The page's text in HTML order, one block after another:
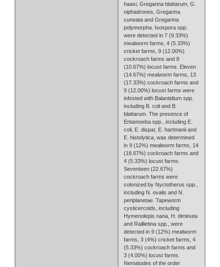
haasi, Gregarina blattarum, G.
niphadrones, Gregarina
cuneata and Gregarina
polymorpha. Isospora spp.
were detected in 7 (9.33%)
mealworm farms, 4 (5.33%)
cricket farms, 9 (12.00%)
cockroach farms and 8
(10.67%) locust farms. Eleven
(14.67%) mealworm farms, 13
(17.33%) cockroach farms and
9 (12.00%) locust farms were
infested with Balantidium spp.
including B. coli and B.
blattarum. The presence of
Entamoeba spp., including E.
coli, E. dispar, E. hartmanii and
E. histolytica, was determined
in 9 (12%) mealworm farms, 14
(18.67%) cockroach farms and
4 (5.33%) locust farms.
Seventeen (22.67%)
cockroach farms were
colonized by Nyctotherus spp.,
including N. ovalis and N.
periplanetae. Tapeworm
cysticercoids, including
Hymenolepis nana, H. diminuta
and Raillietina spp., were
detected in 9 (12%) mealworm
farms, 3 (4%) cricket farms, 4
(5.33%) cockroach farms and
3 (4.00%) locust farms.
Nematodes of the order